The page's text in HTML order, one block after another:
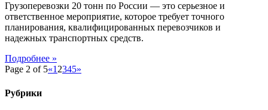
Грузоперевозки 20 тонн по России — это серьезное и
ответственное мероприятие, которое требует точного
планирования, квалифицированных перевозчиков и
надежных транспортных средств.
Подробнее »
Page 2 of 5«12345»
Рубрики